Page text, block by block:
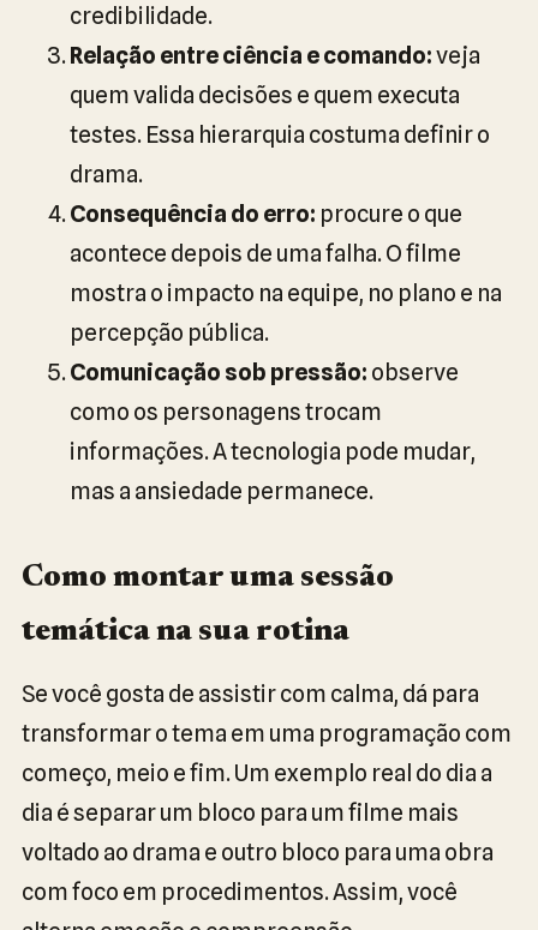
credibilidade.
Relação entre ciência e comando:veja
quem valida decisões e quem executa
testes. Essa hierarquia costuma definir o
drama.
Consequência do erro: procure o que
acontece depois de uma falha. O filme
mostra o impacto na equipe, no plano e na
percepção pública.
Comunicação sob pressão: observe
como os personagens trocam
informações. A tecnologia pode mudar,
mas a ansiedade permanece.
Como montar uma sessão
temática na sua rotina
Se você gosta de assistir com calma, dá para
transformar o tema em uma programação com
começo, meio e fim. Um exemplo real do dia a
dia é separar um bloco para um filme mais
voltado ao drama e outro bloco para uma obra
com foco em procedimentos. Assim, você